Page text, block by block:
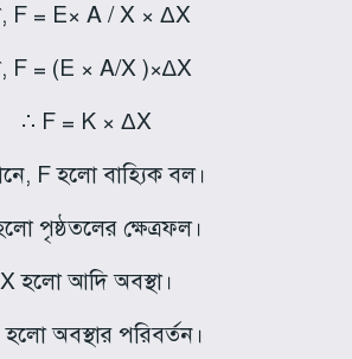
F = E× A / X × ΔX
F = (E × A/X )×∆X
∴ F = K × ΔX
F হলো বাহ্যিক বল।
পৃষ্ঠতলের ক্ষেত্রফল।
X হলো আদি অবস্থা।
অবস্থার পরিবর্তন।